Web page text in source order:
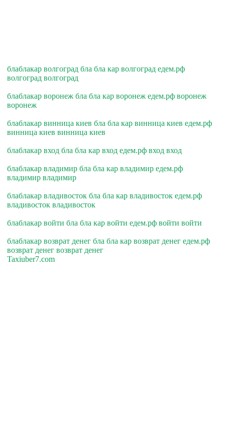
блаблакар волгоград бла бла кар волгоград едем.рф
волгоград волгоград
блаблакар воронеж бла бла кар воронеж едем.рф воронеж
воронеж
блаблакар винница киев бла бла кар винница киев едем.рф
винница киев винница киев
блаблакар вход бла бла кар вход едем.рф вход вход
блаблакар владимир бла бла кар владимир едем.рф
владимир владимир
блаблакар владивосток бла бла кар владивосток едем.рф
владивосток владивосток
блаблакар войти бла бла кар войти едем.рф войти войти
блаблакар возврат денег бла бла кар возврат денег едем.рф
возврат денег возврат денег
Taxiuber7.com